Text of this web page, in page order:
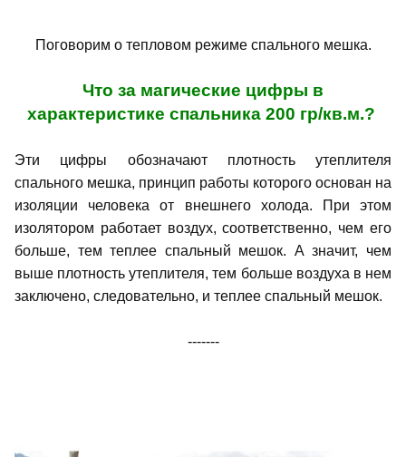
Поговорим о тепловом режиме спального мешка.
Что за магические цифры в
характеристике спальника 200 гр/кв.м.?
Эти цифры обозначают плотность утеплителя
спального мешка, принцип работы которого основан на
изоляции человека от внешнего холода. При этом
изолятором работает воздух, соответственно, чем его
больше, тем теплее спальный мешок. А значит, чем
выше плотность утеплителя, тем больше воздуха в нем
заключено, следовательно, и теплее спальный мешок.
-------